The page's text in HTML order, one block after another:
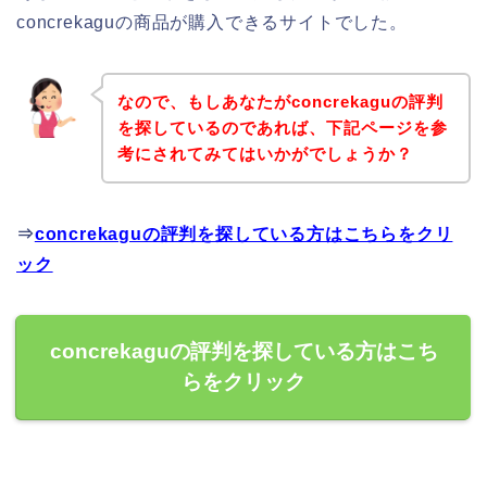
concrekaguの商品が購入できるサイトでした。
なので、もしあなたがconcrekaguの評判
を探しているのであれば、下記ページを参
考にされてみてはいかがでしょうか？
⇒concrekaguの評判を探している方はこちらをクリ
ック
concrekaguの評判を探している方はこち
らをクリック